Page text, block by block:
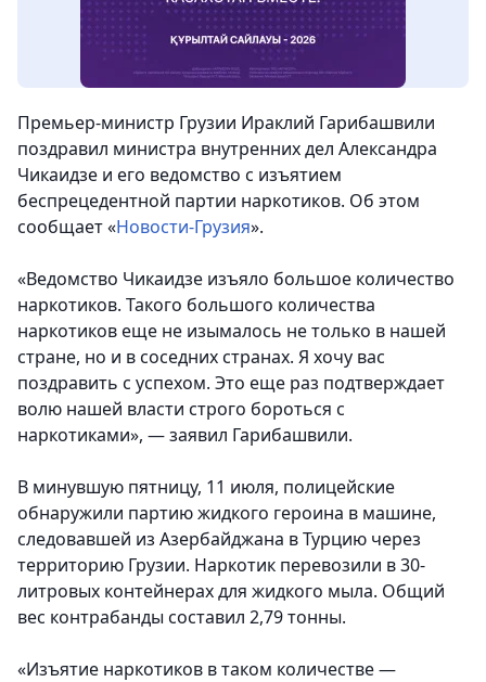
Премьер-министр Грузии Ираклий Гарибашвили
поздравил министра внутренних дел Александра
Чикаидзе и его ведомство с изъятием
беспрецедентной партии наркотиков. Об этом
сообщает «Новости-Грузия».
«Ведомство Чикаидзе изъяло большое количество
наркотиков. Такого большого количества
наркотиков еще не изымалось не только в нашей
стране, но и в соседних странах. Я хочу вас
поздравить с успехом. Это еще раз подтверждает
волю нашей власти строго бороться с
наркотиками», — заявил Гарибашвили.
В минувшую пятницу, 11 июля, полицейские
обнаружили партию жидкого героина в машине,
следовавшей из Азербайджана в Турцию через
территорию Грузии. Наркотик перевозили в 30-
литровых контейнерах для жидкого мыла. Общий
вес контрабанды составил 2,79 тонны.
«Изъятие наркотиков в таком количестве —